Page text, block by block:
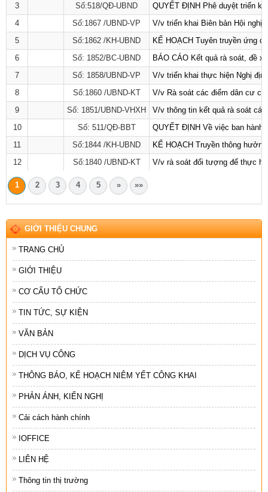
3
Số:518/QĐ-UBND
QUYẾT ĐỊNH Phê duyệt triển
4
Số:1867 /UBND-VP
V/v triển khai Biên bản Hội nghị
5
Số:1862 /KH-UBND
KẾ HOẠCH Tuyên truyền ứng
6
Số: 1852/BC-UBND
BÁO CÁO Kết quả rà soát, đề
7
Số: 1858/UBND-VP
V/v triển khai thực hiện Nghị
8
Số:1860 /UBND-KT
V/v Rà soát các điểm dân cư
9
Số: 1851/UBND-VHXH
V/v thông tin kết quả rà soát
10
Số: 511/QĐ-BBT
QUYẾT ĐỊNH Về việc ban
11
Số:1844 /KH-UBND
KẾ HOẠCH Truyền thông
12
Số:1840 /UBND-KT V/v rà soát đối tượng để thực
1 2 3 4 5 » »»
GIỚI THIỆU CHUNG
TRANG CHỦ
GIỚI THIỆU
CƠ CẤU TỔ CHỨC
TIN TỨC, SỰ KIỆN
VĂN BẢN
DỊCH VỤ CÔNG
THÔNG BÁO, KẾ HOẠCH NIÊM YẾT CÔNG KHAI
PHẢN ÁNH, KIẾN NGHỊ
Cải cách hành chính
IOFFICE
LIÊN HỆ
Thông tin thị trường